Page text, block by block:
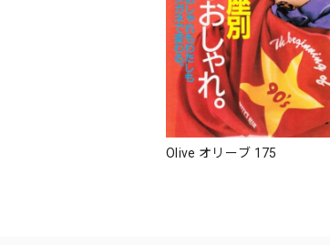
Olive オリーブ 175